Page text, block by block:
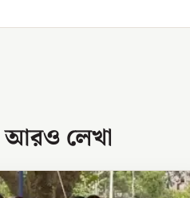
আরও লেখা